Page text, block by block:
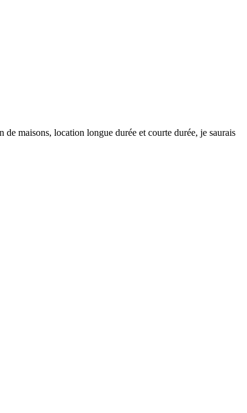
maisons, location longue durée et courte durée, je saurais